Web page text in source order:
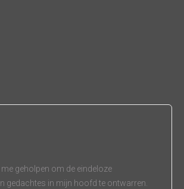
geholpen om de eindeloze
gedachtes in mijn hoofd te ontwarren.